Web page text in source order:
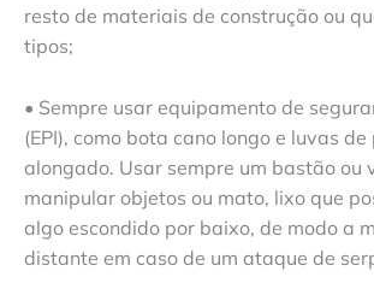
resto de materiais de construção ou
tipos;
• Sempre usar equipamento de
(EPI), como bota cano longo e luvas de
alongado. Usar sempre um bastão ou
manipular objetos ou mato, lixo que
algo escondido por baixo, de modo a
distante em caso de um ataque de